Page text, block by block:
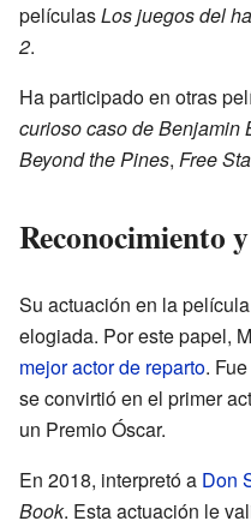
películasLos juegos del
2.
Ha participado en otras
curioso caso de Benjamin
Beyond the Pines, Free
Reconocimiento
Su actuación en la película
elogiada. Por este papel,
mejor actor de reparto.
se convirtió en el primer
un Premio Óscar.
En 2018, interpretó a Don
Book. Esta actuación le